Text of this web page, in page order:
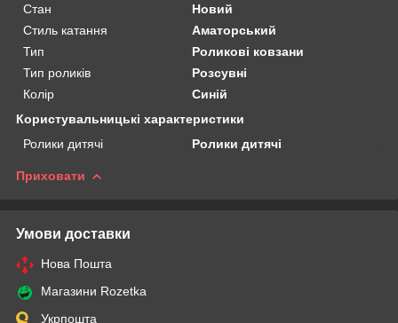
Стан
Новий
Стиль катання
Аматорський
Тип
Роликові ковзани
Тип роликів
Розсувні
Колір
Синій
Користувальницькі характеристики
Ролики дитячі
Ролики дитячі
Приховати
Умови доставки
Нова Пошта
Магазини Rozetka
Укрпошта